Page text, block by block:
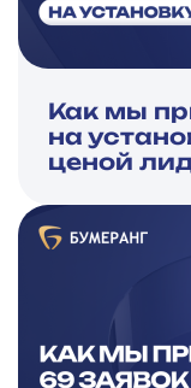
Как мы
на
ценой